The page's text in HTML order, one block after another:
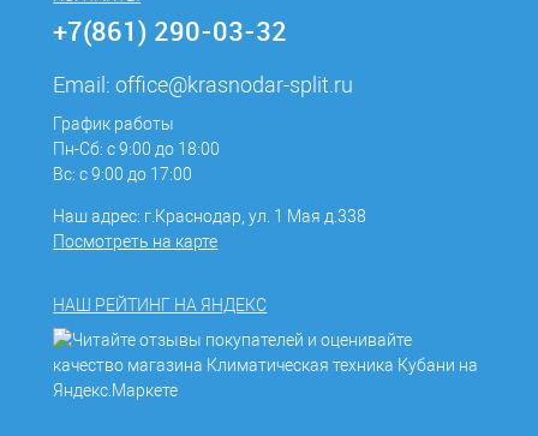
+7(861) 290-03-32
Email:office@krasnodar-split.ru
График работы
Пн-Сб: с 9:00 до 18:00
Вс: с 9:00 до 17:00
Наш адрес: г.Краснодар, ул. 1 Мая д.338
Посмотреть на карте
НАШ РЕЙТИНГ НА ЯНДЕКС